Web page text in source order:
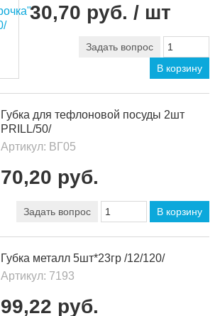
30,70 руб. / шт
Задать вопрос
В корзину
Губка для тефлоновой посуды 2шт
PRILL/50/
Артикул: ВГ05
70,20 руб.
Задать вопрос В корзину
Губка металл 5шт*23гр /12/120/
Артикул: 7193
99,22 руб.